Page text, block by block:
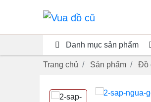
Danh mục sản phẩm
Trang chủ Sản phẩm Đồ